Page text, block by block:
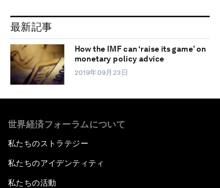
最新記事
How the IMF can ‘raise its game’ on
monetary policy advice
2019年09月23日
世界経済フォーラムについて
私たちのストラテジー
私たちのアイデンティティ
私たちの活動